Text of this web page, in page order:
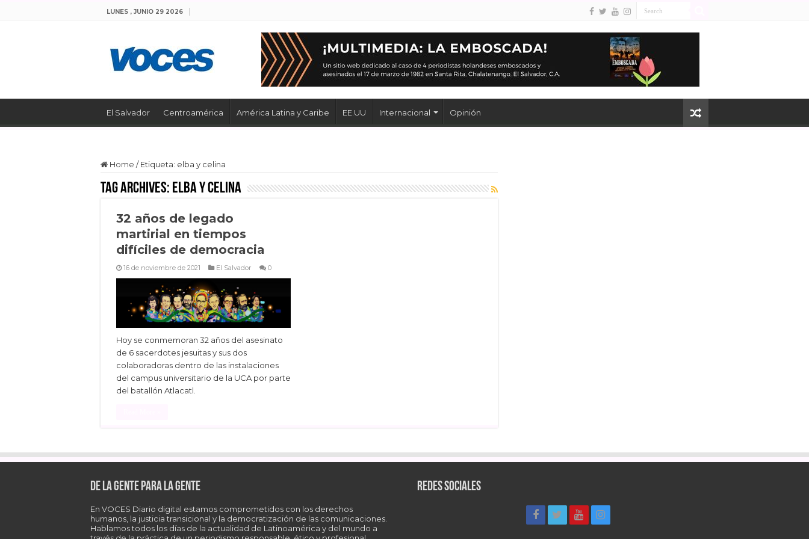
LUNES , JUNIO 29 2026
El Salvador Centroamérica América Latina y Caribe EE.UU Internacional Opinión
Home / Etiqueta: elba y celina
Tag Archives: elba y celina
32 años de legado
martirial en tiempos
difíciles de democracia
16 de noviembre de 2021 El Salvador 0
Hoy se conmemoran 32 años del asesinato
de 6 sacerdotes jesuitas y sus dos
colaboradoras dentro de las instalaciones
del campus universitario de la UCA por parte
del batallón Atlacatl.
De la gente para la gente
En VOCES Diario digital estamos comprometidos con los derechos
humanos, la justicia transicional y la democratización de las comunicaciones.
Hablamos todos los días de la actualidad de Latinoamérica y del mundo a
Redes sociales